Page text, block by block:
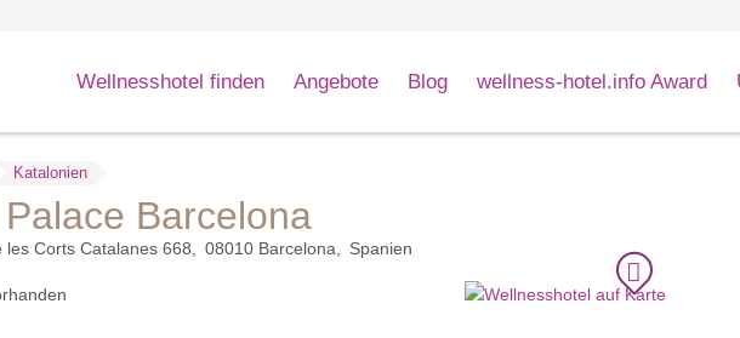
Wellnesshotel finden Angebote Blog wellness-hotel.info Award
Katalonien
Barcelona
les Corts Catalanes 668 08010 Barcelona Spanien